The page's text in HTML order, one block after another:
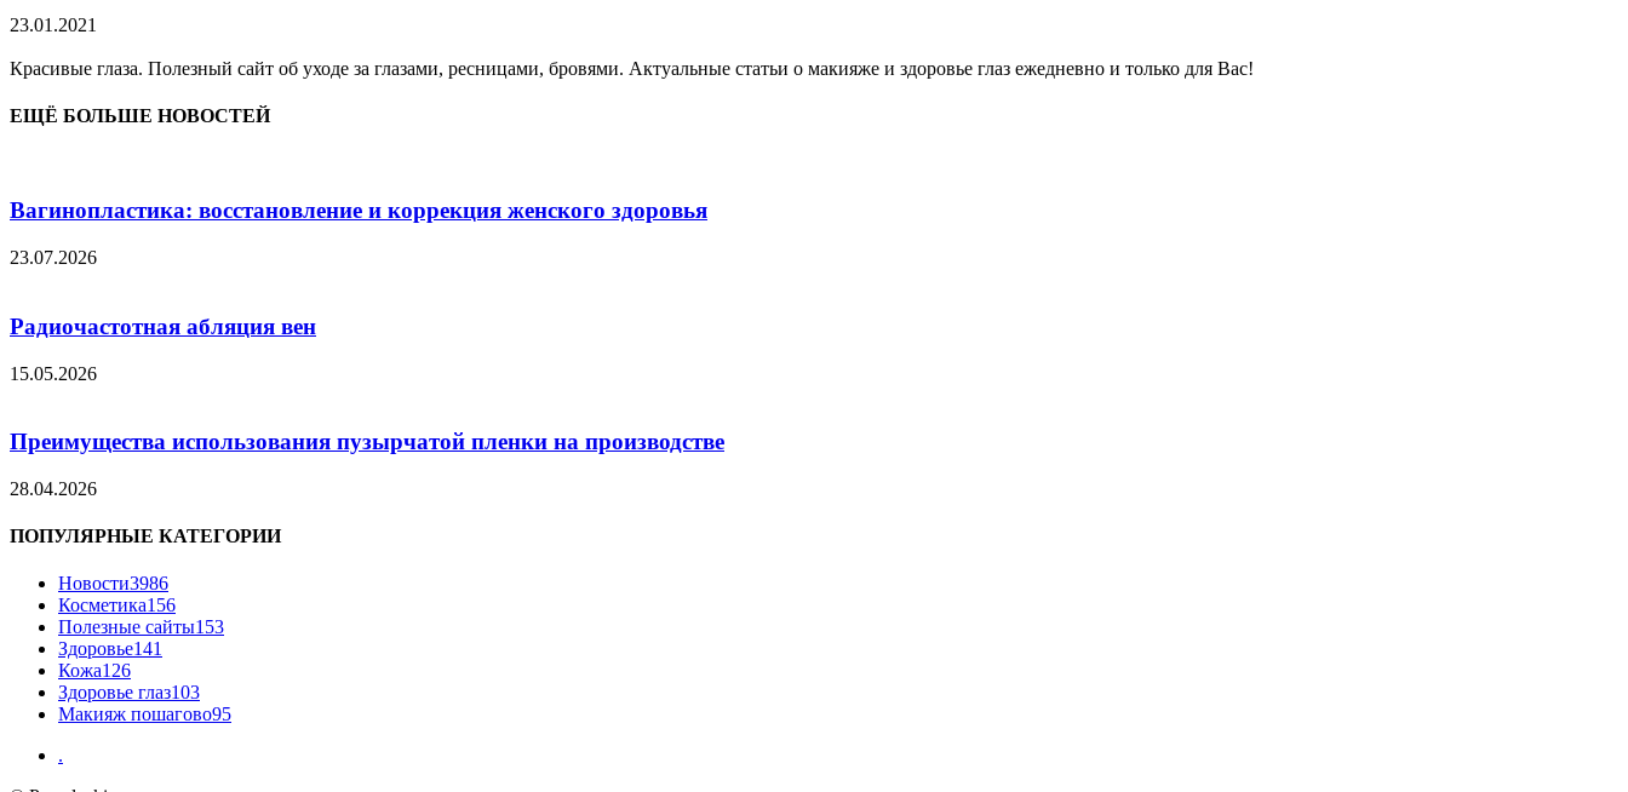
23.01.2021
Красивые глаза. Полезный сайт об уходе за глазами, ресницами, бровями. Актуальные статьи о макияже и здоровье глаз ежедневно и только для Вас!
ЕЩЁ БОЛЬШЕ НОВОСТЕЙ
Вагинопластика: восстановление и коррекция женского здоровья
23.07.2026
Радиочастотная абляция вен
15.05.2026
Преимущества использования пузырчатой пленки на производстве
28.04.2026
ПОПУЛЯРНЫЕ КАТЕГОРИИ
Новости3986
Косметика156
Полезные сайты153
Здоровье141
Кожа126
Здоровье глаз103
Макияж пошагово95
.